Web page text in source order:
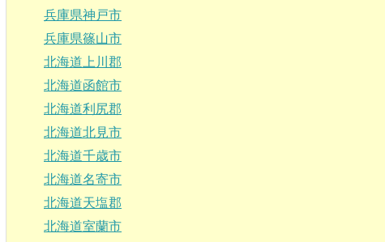
兵庫県神戸市
兵庫県篠山市
北海道上川郡
北海道函館市
北海道利尻郡
北海道北見市
北海道千歳市
北海道名寄市
北海道天塩郡
北海道室蘭市